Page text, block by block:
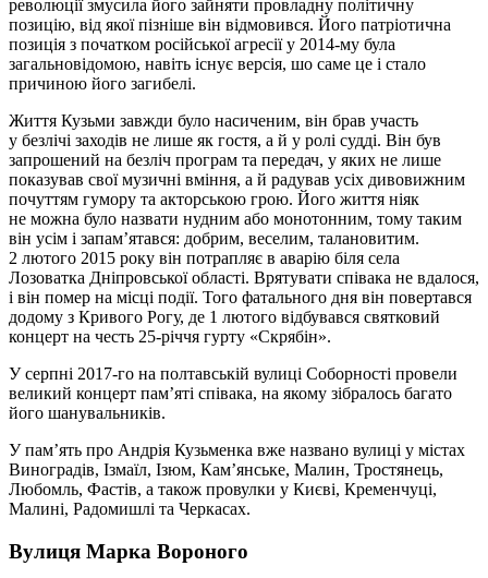
революції змусила його зайняти провладну політичну
позицію, від якої пізніше він відмовився. Його патріотична
позиція з початком російської агресії у 2014-му була
загальновідомою, навіть існує версія, шо саме це і стало
причиною його загибелі.
Життя Кузьми завжди було насиченим, він брав участь
у безлічі заходів не лише як гостя, а й у ролі судді. Він був
запрошений на безліч програм та передач, у яких не лише
показував свої музичні вміння, а й радував усіх дивовижним
почуттям гумору та акторською грою. Його життя ніяк
не можна було назвати нудним або монотонним, тому таким
він усім і запам’ятався: добрим, веселим, талановитим.
2 лютого 2015 року він потрапляє в аварію біля села
Лозоватка Дніпровської області. Врятувати співака не вдалося,
і він помер на місці події. Того фатального дня він повертався
додому з Кривого Рогу, де 1 лютого відбувався святковий
концерт на честь 25-річчя гурту «Скрябін».
У серпні 2017-го на полтавській вулиці Соборності провели
великий концерт пам’яті співака, на якому зібралось багато
його шанувальників.
У пам’ять про Андрія Кузьменка вже названо вулиці у містах
Виноградів, Ізмаїл, Ізюм, Кам’янське, Малин, Тростянець,
Любомль, Фастів, а також провулки у Києві, Кременчуці,
Малині, Радомишлі та Черкасах.
Вулиця Марка Вороного